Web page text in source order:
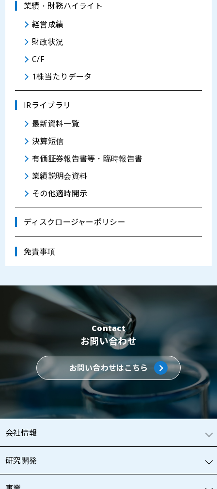
業績・財務ハイライト
経営成績
財政状況
C/F
1株当たりデータ
IRライブラリ
最新資料一覧
決算短信
有価証券報告書等・臨時報告書
業績説明会資料
その他適時開示
ディスクロージャーポリシー
免責事項
Contact
お問い合わせ
お問い合わせはこちら
会社情報
研究開発